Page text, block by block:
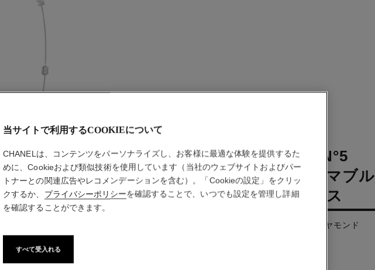
クレス - デフォルトのビュー - 標準サイズ画面で表示。
ックレス - パターン画像
ックレス - 第2パターン画像
ックレス - ビデオを見る
COLLECTION N°5
トランスフォーマブル
ロングネックレス
18Kホワイトゴールド、ダイヤモンド
当サイトで利用するCOOKIEについて
CHANELは、コンテンツをパーソナライズし、お客様に最適な体験を提供するた
めに、Cookieおよび類似技術を使用しています（当社のウェブサイトおよびパー
トナーとの関連広告やレコメンデーションを含む）。「Cookieの設定」をクリッ
クするか、 プライバシーポリシーを確認することで、いつでも設定を管理し詳細
を確認することができます。
すべて受入れる